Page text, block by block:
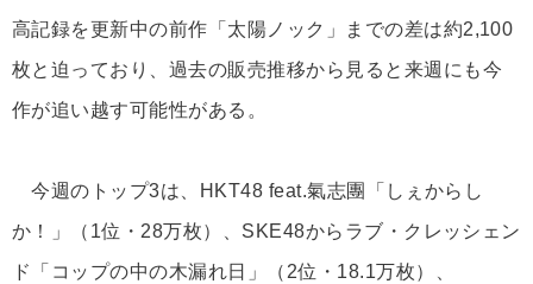
高記録を更新中の前作「太陽ノック」までの差は約2,100
枚と迫っており、過去の販売推移から見ると来週にも今
作が追い越す可能性がある。
今週のトップ3は、HKT48 feat.氣志團「しぇからし
か！」（1位・28万枚）、SKE48からラブ・クレッシェン
ド「コップの中の木漏れ日」（2位・18.1万枚）、